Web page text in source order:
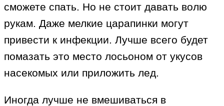
сможете спать. Но не стоит давать волю
рукам. Даже мелкие царапинки могут
привести к инфекции. Лучше всего будет
помазать это место лосьоном от укусов
насекомых или приложить лед.
Иногда лучше не вмешиваться в